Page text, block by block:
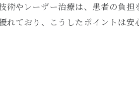
術やレーザー治療は、患者の負担
れており、こうしたポイントは安